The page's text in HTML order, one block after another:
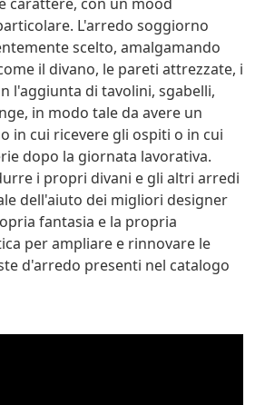
L'arredo soggiorno
scelto, amalgamando
il divano, le pareti attrezzate, i
l'aggiunta di tavolini, sgabelli,
in modo tale da avere un
in cui ricevere gli ospiti o in cui
dopo la giornata lavorativa.
i propri divani e gli altri arredi
dell'aiuto dei migliori designer
fantasia e la propria
per ampliare e rinnovare le
d'arredo presenti nel catalogo